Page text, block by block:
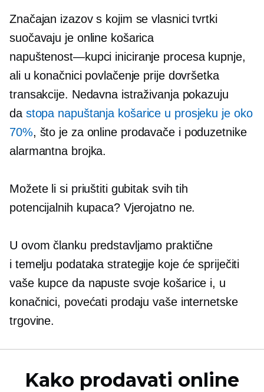
Značajan izazov s kojim se vlasnici tvrtki
suočavaju je online košarica
napuštenost—kupci iniciranje procesa kupnje,
ali u konačnici povlačenje prije dovršetka
transakcije. Nedavna istraživanja pokazuju
da stopa napuštanja košarice u prosjeku je oko
70%, što je za online prodavače i poduzetnike
alarmantna brojka.
Možete li si priuštiti gubitak svih tih
potencijalnih kupaca? Vjerojatno ne.
U ovom članku predstavljamo praktične
i temelju podataka strategije koje će spriječiti
vaše kupce da napuste svoje košarice i, u
konačnici, povećati prodaju vaše internetske
trgovine.
Kako prodavati online